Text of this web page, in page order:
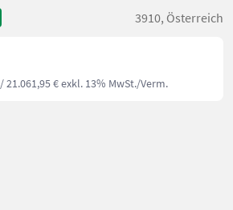
3910, Österreich
/ 21.061,95 € exkl. 13% MwSt./Verm.